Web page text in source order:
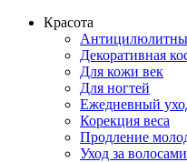
Красота
Декоративная
Для кожи век
Для ногтей
Ежедневный
Корекция веса
Продление
Уход за волосами